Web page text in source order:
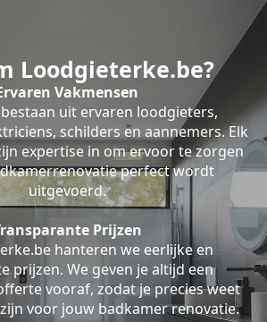
Loodgieterke.be?
Vakmensen
uit ervaren loodgieters,
schilders en aannemers. Elk
expertise in om ervoor te zorgen
perfect wordt
uitgevoerd.
Prijzen
hanteren we eerlijke en
prijzen. We geven je altijd een
vooraf, zodat je precies weet
voor jouw badkamer renovatie.